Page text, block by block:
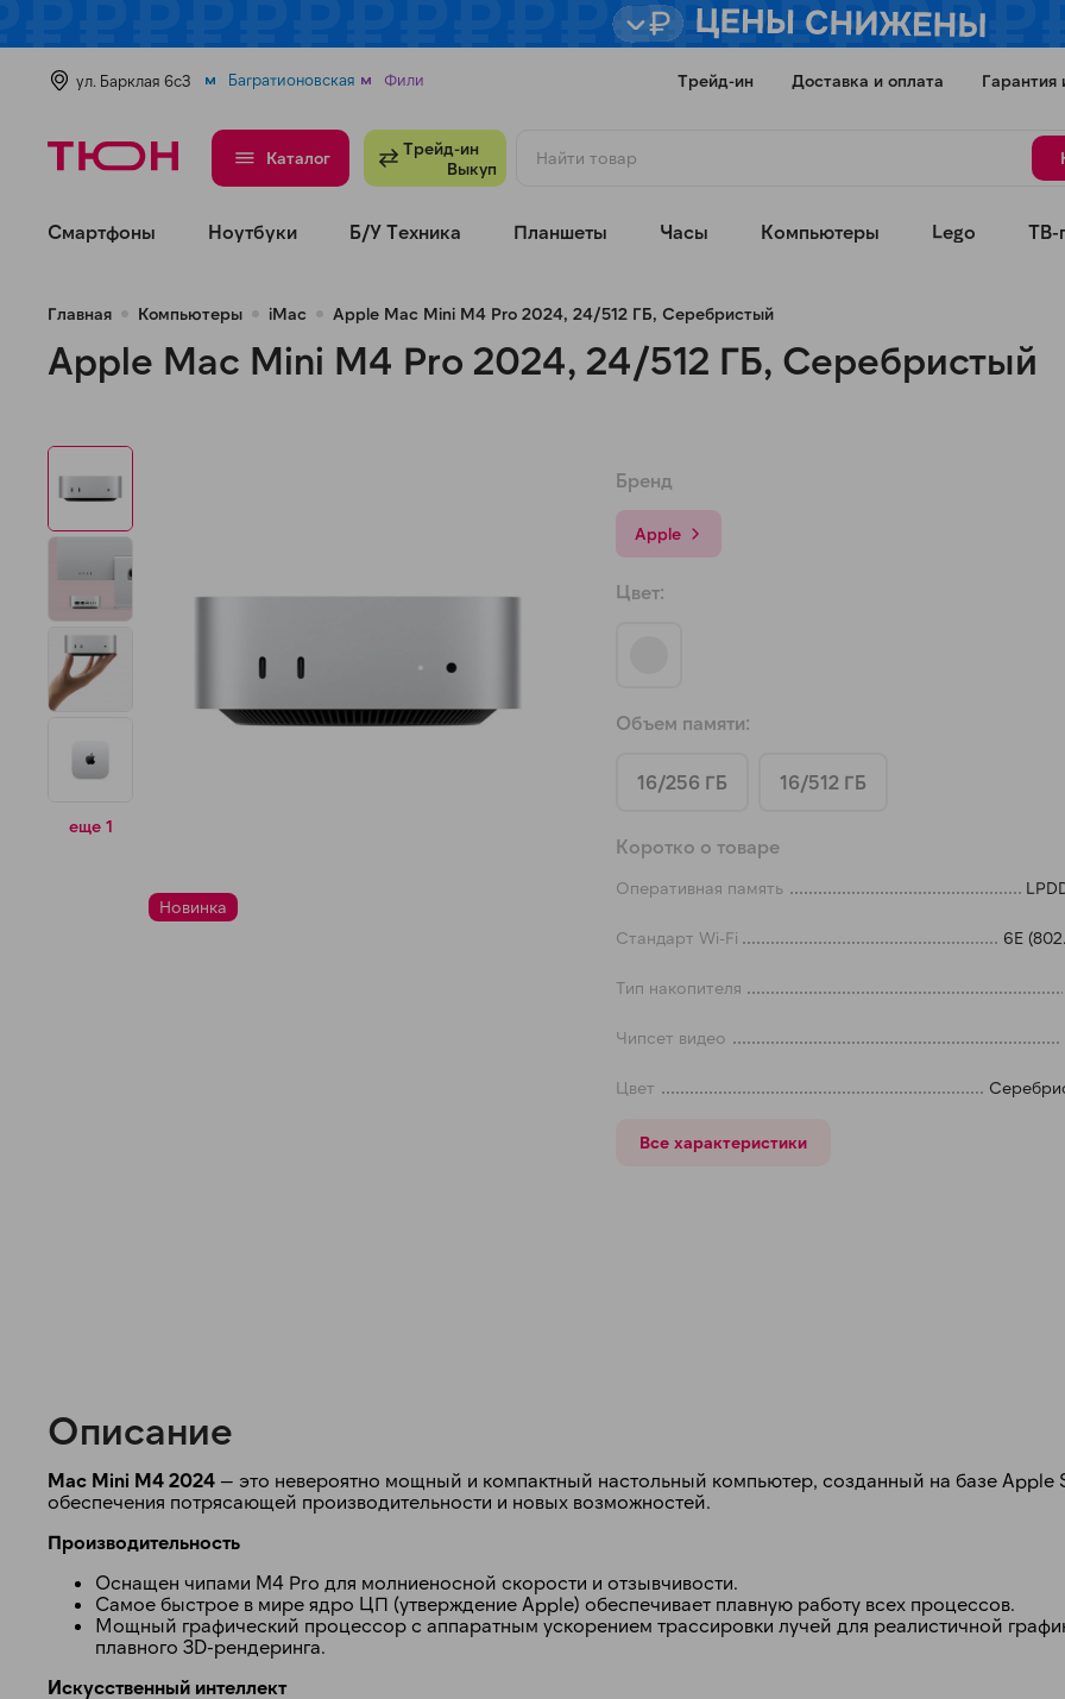
ул. Барклая 6с3 Багратионовская Фили Трейд-ин Доставка и оплата Гарантия
Каталог
Трейд-ин
Выкуп
Смартфоны Ноутбуки Б/У Техника Планшеты Часы Компьютеры Lego ТВ-
Главная Компьютеры iMac Apple Mac Mini M4 Pro 2024, 24/512 ГБ, Серебристый
Apple Mac Mini M4 Pro 2024, 24/512 ГБ, Серебристый
еще 1
Новинка
Бренд
Apple
Цвет:
Объем памяти:
16/256 ГБ 16/512 ГБ
Коротко о товаре
Оперативная память
Стандарт Wi-Fi 6E
Тип накопителя
Чипсет видео
Цвет
Все характеристики
Описание
Mac Mini M4 2024 — это невероятно мощный и компактный настольный компьютер, созданный на базе Apple
обеспечения потрясающей производительности и новых возможностей.
Производительность
Оснащен чипами M4 Pro для молниеносной скорости и отзывчивости.
Самое быстрое в мире ядро ЦП (утверждение Apple) обеспечивает плавную работу всех процессов.
Мощный графический процессор с аппаратным ускорением трассировки лучей для реалистичной
плавного 3D-рендеринга.
Искусственный интеллект
Разбейтеоплату
на частибез переплат
Оплачивайте сегодня только
25
8 800 302-02-51
plait.ru